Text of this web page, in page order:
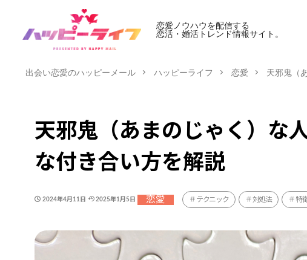
恋愛ノウハウを配信する
恋活・婚活トレンド情報サイト。
出会い恋愛のハッピーメール ハッピーライフ 恋愛 天邪鬼（
天邪鬼（あまのじゃく）な
な付き合い方を解説
2024年4月11日 2025年1月5日 恋愛 テクニック 対処法 特